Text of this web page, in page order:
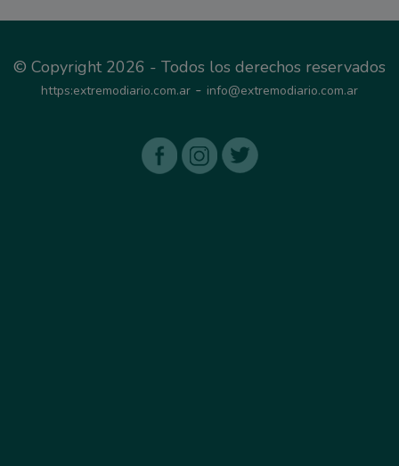
© Copyright 2026 - Todos los derechos reservados
https:extremodiario.com.ar - info@extremodiario.com.ar